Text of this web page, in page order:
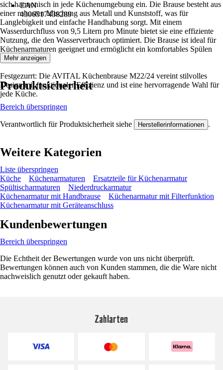
EAN
4306517438289
sich harmonisch in jede Küchenumgebung ein. Die Brause besteht aus
einer robusten Mischung aus Metall und Kunststoff, was für
Langlebigkeit und einfache Handhabung sorgt. Mit einem
Wasserdurchfluss von 9,5 Litern pro Minute bietet sie eine effiziente
Nutzung, die den Wasserverbrauch optimiert. Die Brause ist ideal für
Küchenarmaturen geeignet und ermöglicht ein komfortables Spülen
und Reinigen.
Festgezurrt: Die AVITAL Küchenbrause M22/24 vereint stilvolles
Design mit funktionaler Effizienz und ist eine hervorragende Wahl für
jede Küche.
Mehr anzeigen
Produktsicherheit
Bereich überspringen
Verantwortlich für Produktsicherheit siehe Herstellerinformationen .
Weitere Kategorien
Liste überspringen
Küche
Küchenarmaturen
Ersatzteile für Küchenarmatur
Spültischarmaturen
Niederdruckarmatur
Küchenarmatur mit Handbrause
Küchenarmatur mit Filterfunktion
Küchenarmatur mit Geräteanschluss
Kundenbewertungen
Bereich überspringen
Die Echtheit der Bewertungen wurde von uns nicht überprüft.
Bewertungen können auch von Kunden stammen, die die Ware nicht
nachweislich genutzt oder gekauft haben.
Zahlarten